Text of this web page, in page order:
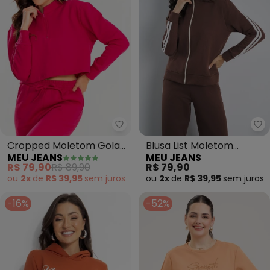
Meu Jeans - Cropped
Cropped Moletom Gola
Alta (Pink)
MEU JEANS
R$ 79,90R$ 89,90
ou 2x de R$ 39,95 sem juros
Blusa List Moletom
Peluciado (Marrom)
MEU JEANS
R$ 79,90
ou 2x de R$ 39,95 sem juros
-16% -52%